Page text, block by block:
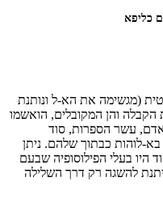
כליפא
(מגשימה את הא-ל ונותנת
והן המקובלים, הואשמו
עשר הספרות, סוד
לוהות כבתוך שלהם. ניתן
בעלי הפילוסופיה שבעם
להשגה רק דרך השלילה